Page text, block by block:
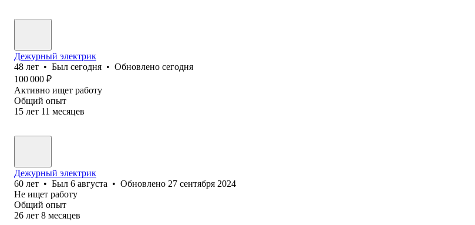
Дежурный электрик
48 лет • Был сегодня • Обновлено сегодня
100 000 ₽
Активно ищет работу
Общий опыт
15 лет 11 месяцев
Дежурный электрик
60 лет • Был 6 августа • Обновлено 27 сентября 2024
Не ищет работу
Общий опыт
26 лет 8 месяцев